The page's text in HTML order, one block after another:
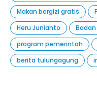
Makan bergizi gratis
Heru Junianto
program pemerintah
berita tulungagung